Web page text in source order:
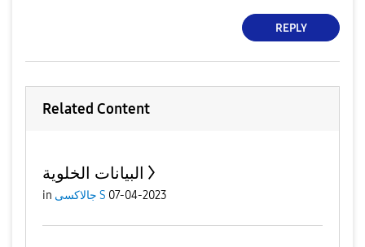
REPLY
Related Content
البيانات الخلوية
in جالاكسى S 07-04-2023